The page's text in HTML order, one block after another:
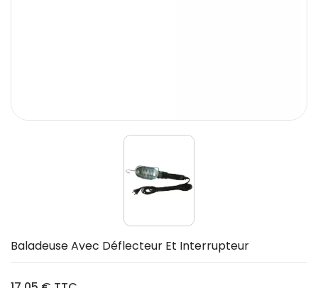
Baladeuse Avec Déflecteur Et Interrupteur